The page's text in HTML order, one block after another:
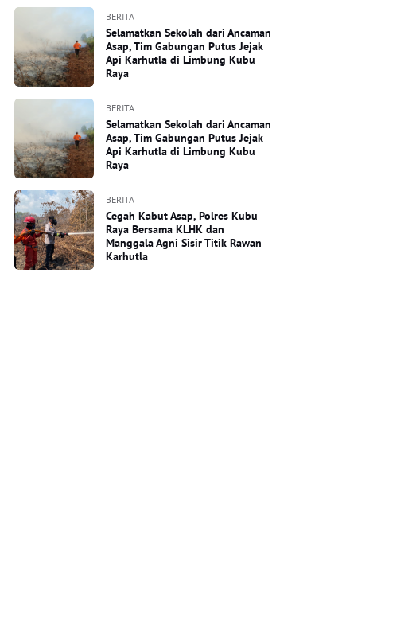
BERITA
Selamatkan Sekolah dari Ancaman
Asap, Tim Gabungan Putus Jejak
Api Karhutla di Limbung Kubu
Raya
BERITA
Selamatkan Sekolah dari Ancaman
Asap, Tim Gabungan Putus Jejak
Api Karhutla di Limbung Kubu
Raya
BERITA
Cegah Kabut Asap, Polres Kubu
Raya Bersama KLHK dan
Manggala Agni Sisir Titik Rawan
Karhutla